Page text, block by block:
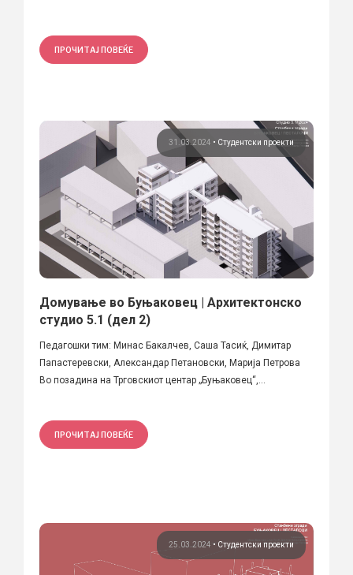
ПРОЧИТАЈ ПОВЕЌЕ
31.03.2024 • Студентски проекти
Домување во Буњаковец | Архитектонско
студио 5.1 (дел 2)
Педагошки тим: Минас Бакалчев, Саша Тасиќ, Димитар
Папастеревски, Александар Петановски, Марија Петрова
Во позадина на Трговскиот центар „Буњаковец“,...
ПРОЧИТАЈ ПОВЕЌЕ
25.03.2024 • Студентски проекти